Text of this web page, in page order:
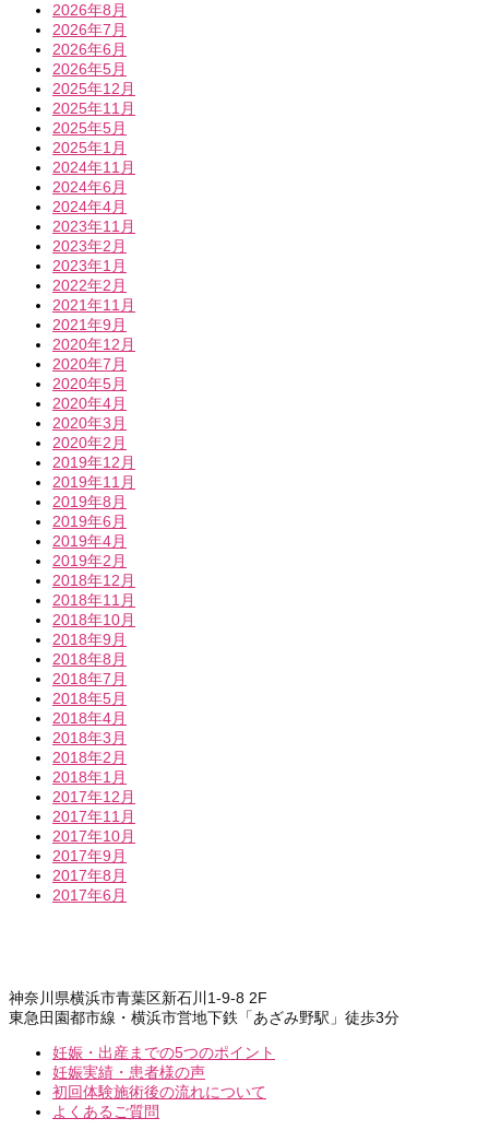
2026年8月
2026年7月
2026年6月
2026年5月
2025年12月
2025年11月
2025年5月
2025年1月
2024年11月
2024年6月
2024年4月
2023年11月
2023年2月
2023年1月
2022年2月
2021年11月
2021年9月
2020年12月
2020年7月
2020年5月
2020年4月
2020年3月
2020年2月
2019年12月
2019年11月
2019年8月
2019年6月
2019年4月
2019年2月
2018年12月
2018年11月
2018年10月
2018年9月
2018年8月
2018年7月
2018年5月
2018年4月
2018年3月
2018年2月
2018年1月
2017年12月
2017年11月
2017年10月
2017年9月
2017年8月
2017年6月
神奈川県横浜市青葉区新石川1-9-8 2F
東急田園都市線・横浜市営地下鉄「あざみ野駅」徒歩3分
妊娠・出産までの5つのポイント
妊娠実績・患者様の声
初回体験施術後の流れについて
よくあるご質問